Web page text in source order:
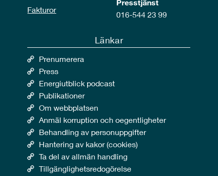
Fakturor
Presstjänst
016-544 23 99
Länkar
Prenumerera
Press
Energiutblick podcast
Publikationer
Om webbplatsen
Anmäl korruption och oegentligheter
Behandling av personuppgifter
Hantering av kakor (cookies)
Ta del av allmän handling
Tillgänglighetsredogörelse